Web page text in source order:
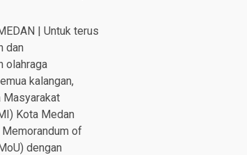
| Untuk terus
dan
olahraga
kalangan,
Masyarakat
Kota Medan
of
dengan